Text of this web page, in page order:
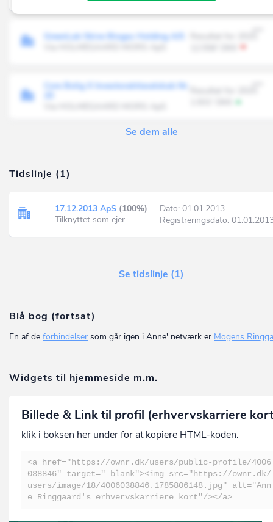
GreenLab Skive Biogas Holding A/S
Core Bolig X Investoraktieselskab Nr.
Se dem alle
Tidslinje (1)
17.12.2013 ApS (100%)
Tilknyttet som ejer
Dato: 01.01.2013
Registreringsdato:
Se tidslinje (1)
Blå bog (fortsat)
En af de forbindelser som går igen i Anne' netværk er Mogens
Widgets til hjemmeside m.m.
Billede & Link til profil (erhvervskarriere
klik i boksen her under for at kopiere HTML-koden.
<a href="https://ownr.dk/users/public-profile/4006
038846" target="_blank"><img src="https://ownr.dk/
users/image/18/4006038846.1785806148.jpg" alt="Ann
e Ringgaard's erhvervskarriere kort"/></a>